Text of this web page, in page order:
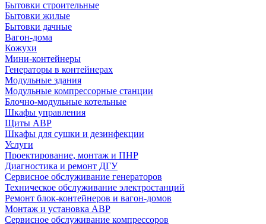
Бытовки строительные
Бытовки жилые
Бытовки дачные
Вагон-дома
Кожухи
Мини-контейнеры
Генераторы в контейнерах
Модульные здания
Модульные компрессорные станции
Блочно-модульные котельные
Шкафы управления
Щиты АВР
Шкафы для сушки и дезинфекции
Услуги
Проектирование, монтаж и ПНР
Диагностика и ремонт ДГУ
Сервисное обслуживание генераторов
Техническое обслуживание электростанций
Ремонт блок-контейнеров и вагон-домов
Монтаж и установка АВР
Сервисное обслуживание компрессоров